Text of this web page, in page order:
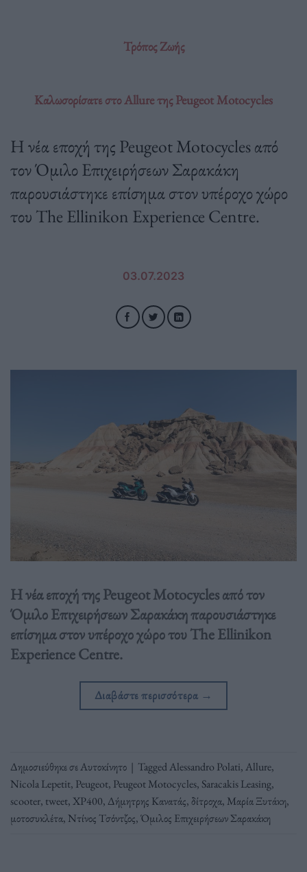
Τρόπος Ζωής
Καλωσορίσατε στο Allure της Peugeot Motocycles
H νέα εποχή της Peugeot Motocycles από
τον Όμιλο Επιχειρήσεων Σαρακάκη
παρουσιάστηκε επίσημα στον υπέροχο χώρο
του The Ellinikon Experience Centre.
03.07.2023
H νέα εποχή της Peugeot Motocycles από τον
Όμιλο Επιχειρήσεων Σαρακάκη παρουσιάστηκε
επίσημα στον υπέροχο χώρο του The Ellinikon
Experience Centre.
Διαβάστε περισσότερα →
Δημοσιεύθηκε σεΑυτοκίνητο | TaggedAlessandro Polati,Allure,
Nicola Lepetit, Peugeot, Peugeot Motocycles, Saracakis Leasing,
scooter, tweet,XP400, Δήμητρης Κανατάς,δίτροχα, Μαρία Ξυτάκη,
μοτοσυκλέτα, Ντίνος Τσόντζος,Όμιλος Επιχειρήσεων Σαρακάκη